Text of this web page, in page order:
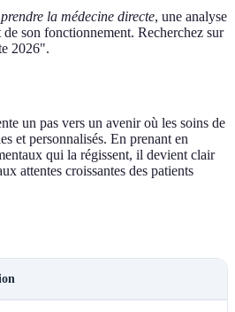
la médecine directe, une analyse
son fonctionnement. Recherchez sur
2026".
un pas vers un avenir où les soins de
et personnalisés. En prenant en
qui la régissent, il devient clair
attentes croissantes des patients